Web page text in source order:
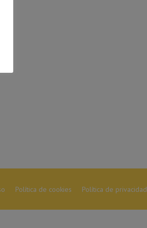
Política de cookies Política de privacidad